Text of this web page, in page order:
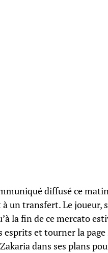
diffusé ce
un transfert. Le joueur,
la fin de ce mercato
esprits et tourner la
dans ses plans